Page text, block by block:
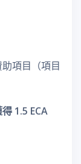
項目（項目
1.5 ECA